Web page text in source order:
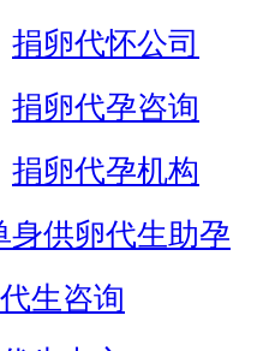
捐卵代怀公司
捐卵代孕咨询
捐卵代孕机构
身供卵代生助孕
生咨询